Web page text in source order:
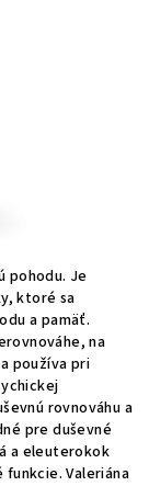
pohodu. Je
ktoré sa
a pamäť.
na
používa pri
rovnováhu a
pre duševné
a eleuterokok
Valeriána